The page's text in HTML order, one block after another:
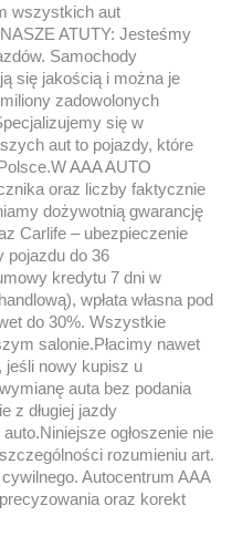
wszystkich aut
ATUTY: Jesteśmy
Samochody
się jakością i można je
zadowolonych
się w
aut to pojazdy, które
AAA AUTO
oraz liczby faktycznie
dożywotnią gwarancję
Carlife – ubezpieczenie
pojazdu do 36
kredytu 7 dni w
wpłata własna pod
do 30%. Wszystkie
salonie.Płacimy nawet
jeśli nowy kupisz u
auta bez podania
z długiej jazdy
ogłoszenie nie
rozumieniu art.
Autocentrum AAA
oraz korekt